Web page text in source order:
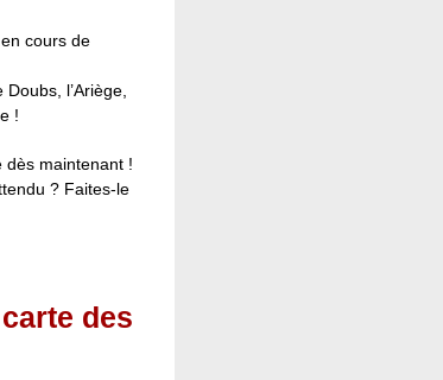
cours de
l’Ariège,
!
dès maintenant !
? Faites-le
des